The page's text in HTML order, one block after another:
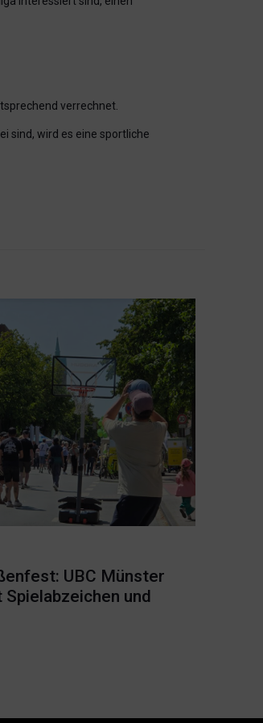
verrechnet.
sind, wird es eine sportliche
UBC Münster
und